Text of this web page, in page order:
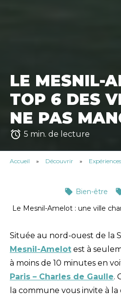
LE MESNIL-
TOP 6 DES
NE PAS
access_alarm 5 min. de lecture
Accueil » Découvrir » Expériences
Bien-être
Le Mesnil-Amelot : une ville
Située au nord-ouest de la
Mesnil-Amelot est à
à moins de 10 minutes en
Paris – Charles de Gaulle.
la commune vous invite à